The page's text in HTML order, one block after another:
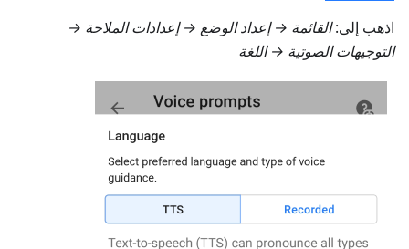
اذهب إلى:القائمة → إعداد الوضع → إعدادات الملاحة →
التوجيهات الصوتية → اللغة